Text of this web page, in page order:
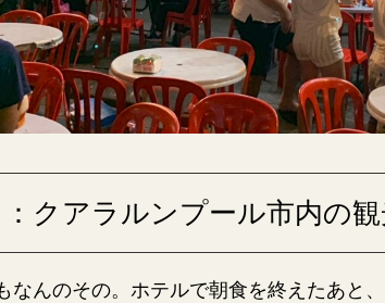
：クアラルンプール市内の
なんのその。ホテルで朝食を終えたあと